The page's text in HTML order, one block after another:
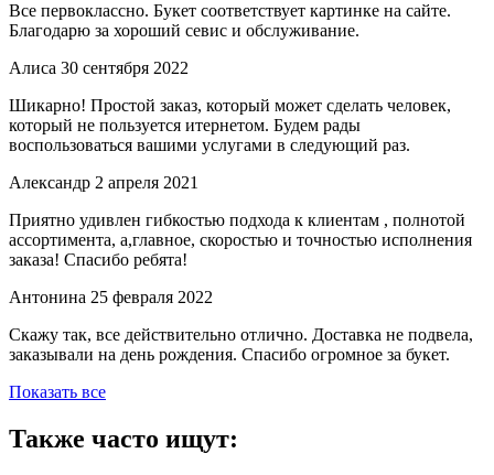
Все первоклассно. Букет соответствует картинке на сайте.
Благодарю за хороший севис и обслуживание.
Алиса 30 сентября 2022
Шикарно! Простой заказ, который может сделать человек,
который не пользуется итернетом. Будем рады
воспользоваться вашими услугами в следующий раз.
Александр 2 апреля 2021
Приятно удивлен гибкостью подхода к клиентам , полнотой
ассортимента, а,главное, скоростью и точностью исполнения
заказа! Спасибо ребята!
Антонина 25 февраля 2022
Скажу так, все действительно отлично. Доставка не подвела,
заказывали на день рождения. Спасибо огромное за букет.
Показать все
Также часто ищут: